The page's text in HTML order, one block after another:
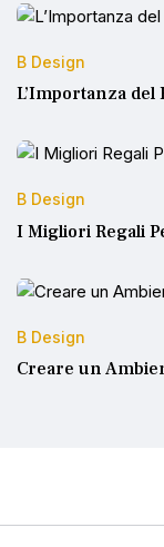
B Design
L’Importanza
B Design
I Migliori Regali
B Design
Creare un